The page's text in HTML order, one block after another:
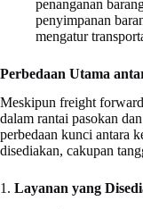
penanganan
penyimpanan
mengatur
Perbedaan Utama
Meskipun freight
dalam rantai pasokan
perbedaan kunci antara
disediakan, cakupan
1. Layanan yang